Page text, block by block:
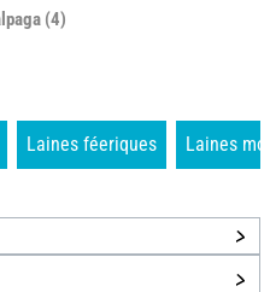
(4)
Laines féeriques Laines